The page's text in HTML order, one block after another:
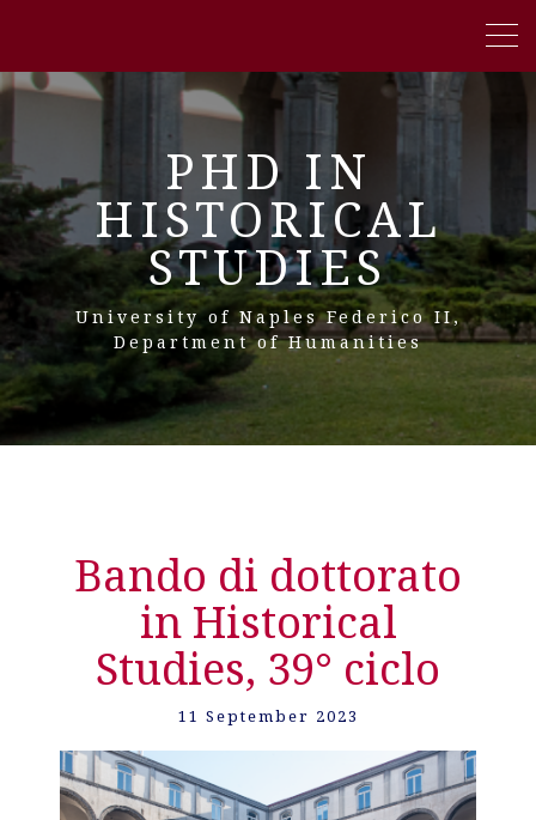
PHD IN
HISTORICAL
STUDIES
University of Naples Federico II,
Department of Humanities
Bando di dottorato
in Historical
Studies, 39° ciclo
11 September 2023